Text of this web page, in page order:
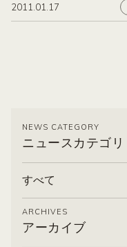
NEWS CATEGORY
ニュースカテゴリ
すべて
ARCHIVES
アーカイブ
2011.01.17